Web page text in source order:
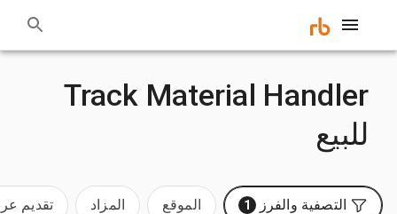
Track Material Handler
للبيع
التصفية والفرز 1 الموقع المزاد تقديم